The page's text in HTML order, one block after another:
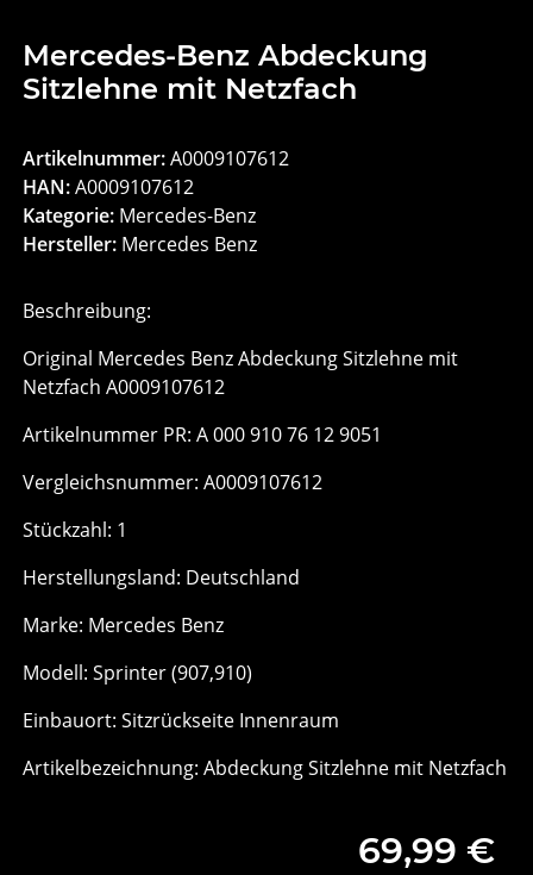
Mercedes-Benz Abdeckung
Sitzlehne mit Netzfach
Artikelnummer:A0009107612
HAN:A0009107612
Kategorie: Mercedes-Benz
Hersteller: Mercedes Benz
Beschreibung:
Original Mercedes Benz Abdeckung Sitzlehne mit
Netzfach A0009107612
Artikelnummer PR: A 000 910 76 12 9051
Vergleichsnummer: A0009107612
Stückzahl: 1
Herstellungsland: Deutschland
Marke: Mercedes Benz
Modell: Sprinter (907,910)
Einbauort: Sitzrückseite Innenraum
Artikelbezeichnung: Abdeckung Sitzlehne mit Netzfach
69,99 €